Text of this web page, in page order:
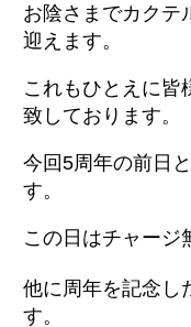
お陰さまでカクテ
迎えます。
これもひとえに皆
致しております。
今回5周年の前日
す。
この日はチャージ
他に周年を記念し
す。